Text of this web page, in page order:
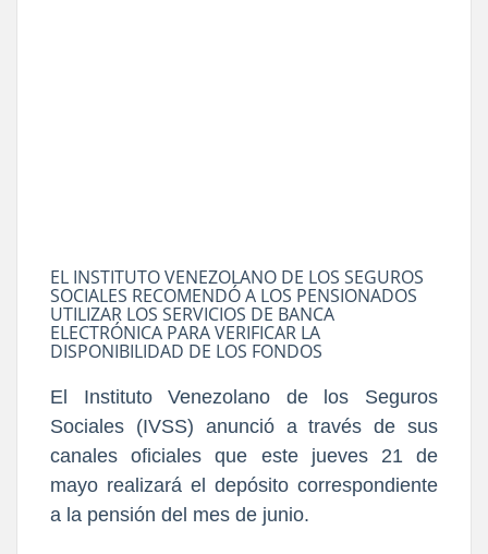
EL INSTITUTO VENEZOLANO DE LOS SEGUROS
SOCIALES RECOMENDÓ A LOS PENSIONADOS
UTILIZAR LOS SERVICIOS DE BANCA
ELECTRÓNICA PARA VERIFICAR LA
DISPONIBILIDAD DE LOS FONDOS
El Instituto Venezolano de los Seguros
Sociales (IVSS) anunció a través de sus
canales oficiales que este jueves 21 de
mayo realizará el depósito correspondiente
a la pensión del mes de junio.